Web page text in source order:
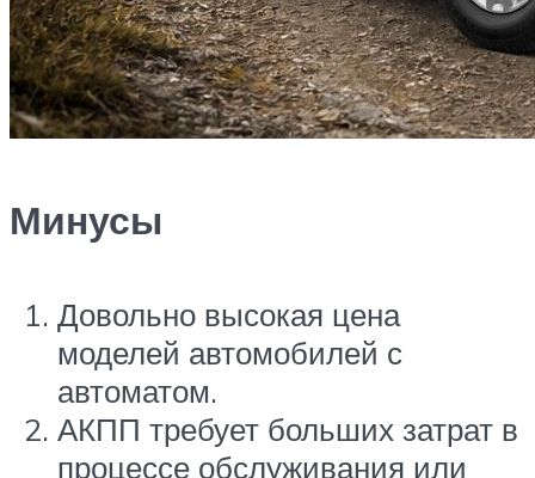
Минусы
Довольно высокая цена
моделей автомобилей с
автоматом.
АКПП требует больших затрат в
процессе обслуживания или